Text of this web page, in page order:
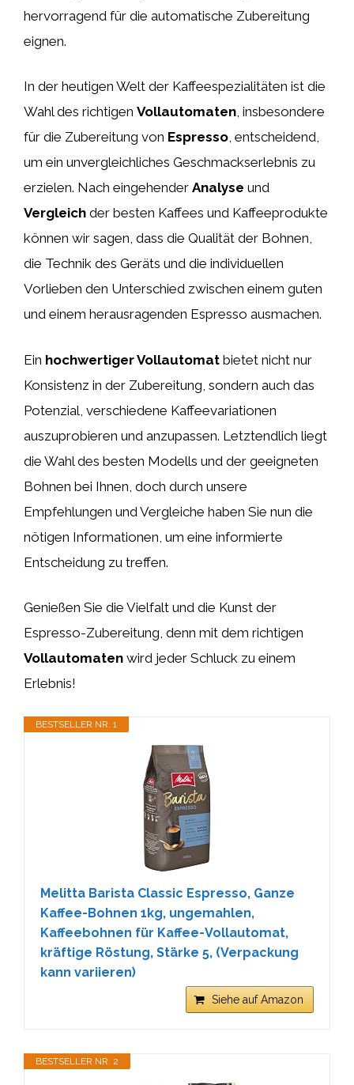
hervorragend für die automatische Zubereitung
eignen.
In der heutigen Welt der Kaffeespezialitäten ist die
Wahl des richtigen Vollautomaten, insbesondere
für die Zubereitung von Espresso, entscheidend,
um ein unvergleichliches Geschmackserlebnis zu
erzielen. Nach eingehender Analyse und
Vergleich der besten Kaffees und Kaffeeprodukte
können wir sagen, dass die Qualität der Bohnen,
die Technik des Geräts und die individuellen
Vorlieben den Unterschied zwischen einem guten
und einem herausragenden Espresso ausmachen.
Ein hochwertiger Vollautomat bietet nicht nur
Konsistenz in der Zubereitung, sondern auch das
Potenzial, verschiedene Kaffeevariationen
auszuprobieren und anzupassen. Letztendlich liegt
die Wahl des besten Modells und der geeigneten
Bohnen bei Ihnen, doch durch unsere
Empfehlungen und Vergleiche haben Sie nun die
nötigen Informationen, um eine informierte
Entscheidung zu treffen.
Genießen Sie die Vielfalt und die Kunst der
Espresso-Zubereitung, denn mit dem richtigen
Vollautomaten wird jeder Schluck zu einem
Erlebnis!
BESTSELLER NR. 1
Melitta Barista Classic Espresso, Ganze
Kaffee-Bohnen 1kg, ungemahlen,
Kaffeebohnen für Kaffee-Vollautomat,
kräftige Röstung, Stärke 5, (Verpackung
kann variieren)
Siehe auf Amazon
BESTSELLER NR. 2